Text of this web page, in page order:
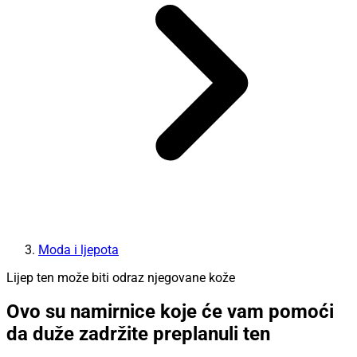
Moda i ljepota
Lijep ten može biti odraz njegovane kože
Ovo su namirnice koje će vam pomoći
da duže zadržite preplanuli ten